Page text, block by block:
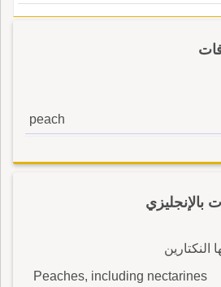
peach
النكتارين
Peaches, including nectarines